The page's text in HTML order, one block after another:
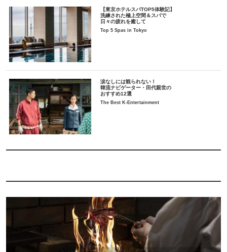
【東京ホテルスパTOP5体験記】
洗練された極上空間＆スパで
日々の疲れを癒して
Top 5 Spas in Tokyo
涙なしには観られない！
韓流ナビゲーター・田代親世の
おすすめ12選
The Best K-Entertainment